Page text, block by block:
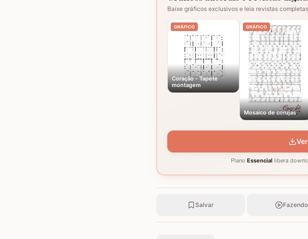
Baixe gráficos exclusivos e leia revistas
GRÁFICO
Coração - Tapete
montagem
GRÁFICO
Mosaico de corujas
Plano Essenciallibera
Salvar Fazendo